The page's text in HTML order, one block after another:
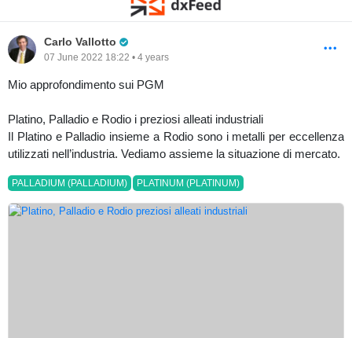
Carlo Vallotto
07 June 2022 18:22 • 4 years
Mio approfondimento sui PGM
Platino, Palladio e Rodio i preziosi alleati industriali
Il Platino e Palladio insieme a Rodio sono i metalli per eccellenza
utilizzati nell’industria. Vediamo assieme la situazione di mercato.
PALLADIUM (PALLADIUM) PLATINUM (PLATINUM)